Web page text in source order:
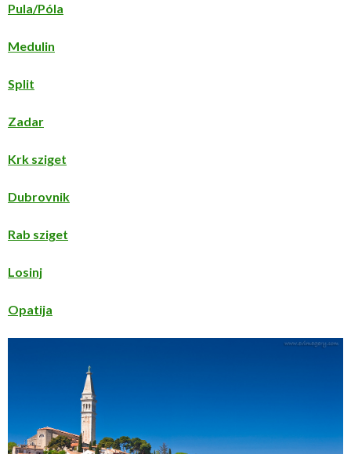
Pula/Póla
Medulin
Split
Zadar
Krk sziget
Dubrovnik
Rab sziget
Losinj
Opatija